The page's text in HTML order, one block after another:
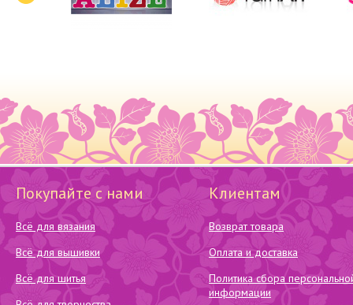
Покупайте с нами
Всё для вязания
Всё для вышивки
Всё для шитья
Клиентам
Возврат товара
Оплата и доставка
Политика сбора
информации